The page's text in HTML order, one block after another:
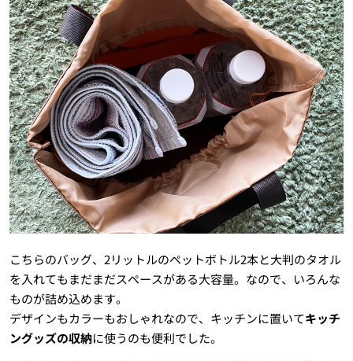
こちらのバッグ、2リットルのペットボトル2本と大判のタオル
を入れてもまだまだスペースがある大容量。なので、いろんな
ものが詰め込めます。
デザインもカラーもおしゃれなので、キッチンに置いてキッチ
ングッズの収納に使うのも便利でした。